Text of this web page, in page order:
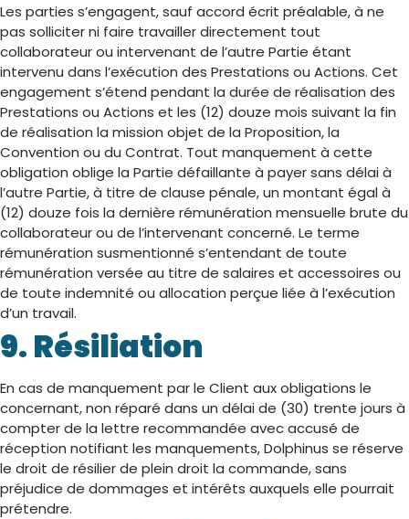
Les parties s’engagent, sauf accord écrit préalable, à ne
pas solliciter ni faire travailler directement tout
collaborateur ou intervenant de l’autre Partie étant
intervenu dans l’exécution des Prestations ou Actions. Cet
engagement s’étend pendant la durée de réalisation des
Prestations ou Actions et les (12) douze mois suivant la fin
de réalisation la mission objet de la Proposition, la
Convention ou du Contrat. Tout manquement à cette
obligation oblige la Partie défaillante à payer sans délai à
l’autre Partie, à titre de clause pénale, un montant égal à
(12) douze fois la dernière rémunération mensuelle brute du
collaborateur ou de l’intervenant concerné. Le terme
rémunération susmentionné s’entendant de toute
rémunération versée au titre de salaires et accessoires ou
de toute indemnité ou allocation perçue liée à l’exécution
d’un travail.
9. Résiliation
En cas de manquement par le Client aux obligations le
concernant, non réparé dans un délai de (30) trente jours à
compter de la lettre recommandée avec accusé de
réception notifiant les manquements, Dolphinus se réserve
le droit de résilier de plein droit la commande, sans
préjudice de dommages et intérêts auxquels elle pourrait
prétendre.